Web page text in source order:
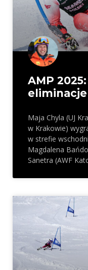
AMP
eliminacje
Maja Chyla (UJ
w Krakowie)
w strefie
Magdalena
Sanetra (AWF